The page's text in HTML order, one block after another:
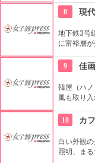
パル」が
思いをし
う。
8 現
地下鉄3号
に富裕層
国デリや
9 佳
韓屋（ハ
風も取り
つろぐこ
テキな空間
10 カ
白い外観
照明、ま